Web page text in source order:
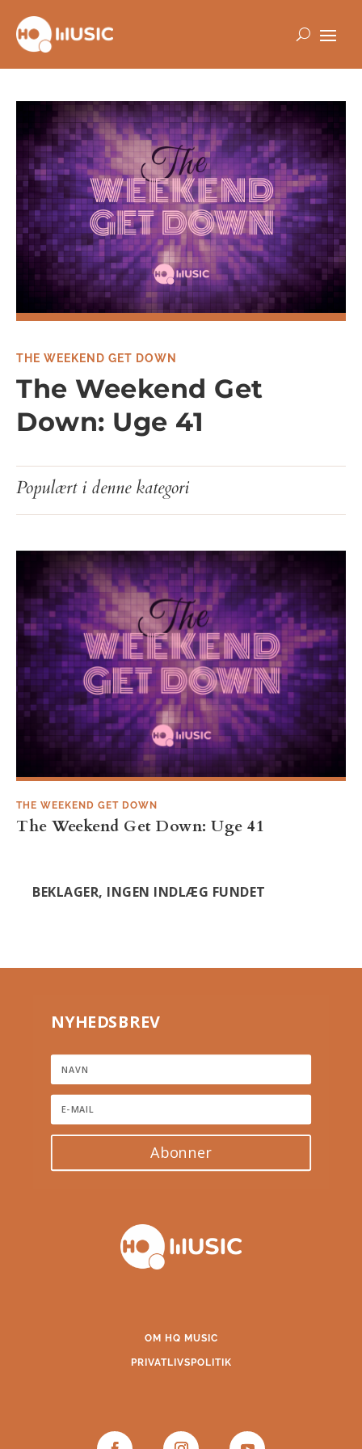
THE WEEKEND GET DOWN
The Weekend Get
Down: Uge 41
Populært i denne kategori
THE WEEKEND GET DOWN
The Weekend Get Down: Uge 41
BEKLAGER, INGEN INDLÆG FUNDET
NYHEDSBREV
Abonner
OM HQ MUSIC
PRIVATLIVSPOLITIK